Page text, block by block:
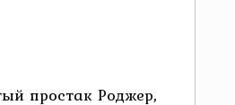
простак Роджер,